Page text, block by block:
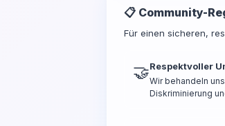
📋 Community-
Für einen sicheren,
🤝Respektvoller
Wir behandeln
Diskriminierung